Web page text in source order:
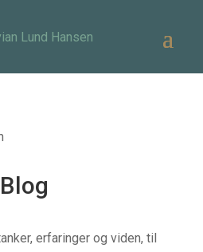
Blog
erfaringer og viden, til